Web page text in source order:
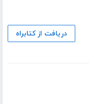
دریافت از کتابراه